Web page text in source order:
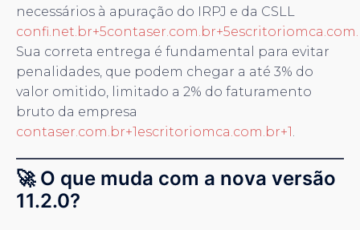
necessários à apuração do IRPJ e da CSLL
Sua correta entrega é fundamental para evitar
penalidades, que podem chegar a até 3% do
valor omitido, limitado a 2% do faturamento
bruto da empresa
contaser.com.br+1escritoriomca.com.br+1
🚀 O que muda com a nova versão
11.2.0?